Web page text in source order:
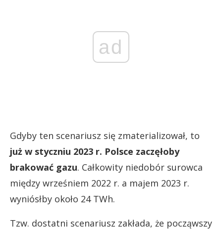
ad
Gdyby ten scenariusz się zmaterializował, to
już w styczniu 2023 r. Polsce zaczęłoby
brakować gazu. Całkowity niedobór surowca
między wrześniem 2022 r. a majem 2023 r.
wyniósłby około 24 TWh.
Tzw. dostatni scenariusz zakłada, że począwszy